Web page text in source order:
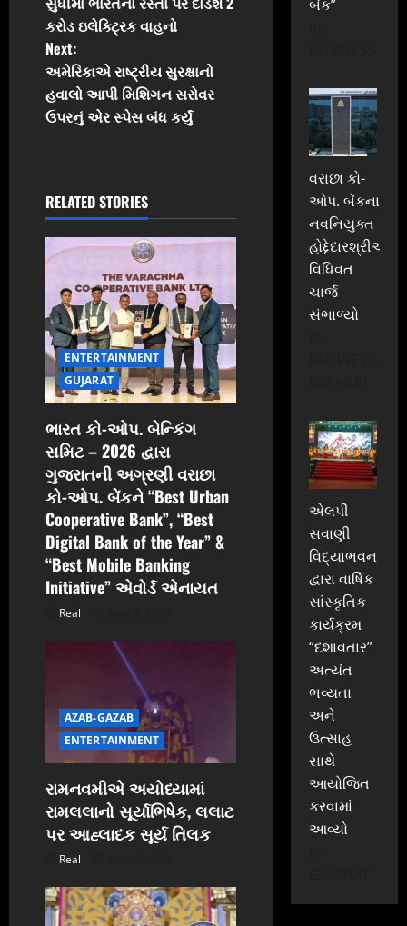
s
t
n
v
i
g
a
t
i
o
n
કરોડ ઇલેક્ટ્રિક વાહનો
Next:
અમેરિકાએ રાષ્ટ્રીય સુરક્ષાનો
હવાલો આપી મિશિગન સરોવર
ઉપરનું એર સ્પેસ બંધ કર્યું
RELATED STORIES
ENTERTAINMENT
GUJARAT
ભારત કો-ઓપ. બેન્કિંગ
સમિટ – 2026 દ્વારા
ગુજરાતની અગ્રણી વરાછા
કો-ઓપ. બેંકને “Best Urban
Cooperative Bank”, “Best
Digital Bank of the Year” &
“Best Mobile Banking
Initiative” એવોર્ડ એનાયત
Real
AZAB-GAZAB
ENTERTAINMENT
રામનવમીએ અયોધ્યામાં
રામલલાનો સૂર્યાભિષેક, લલાટ
પર આહ્લાદક સૂર્ય તિલક
Real
બેંક”
વરાછા કો-
ઓપ. બેંકના
નવનિયુક્ત
હોદ્દેદારશ્રીઓએ
વિધિવત
ચાર્જ
સંભાળ્યો
એલપી
સવાણી
વિદ્યાભવન
દ્વારા વાર્ષિક
સાંસ્કૃતિક
કાર્યક્રમ
“દશાવતાર”
અત્યંત
ભવ્યતા
અને
ઉત્સાહ
સાથે
આયોજિત
કરવામાં
આવ્યો